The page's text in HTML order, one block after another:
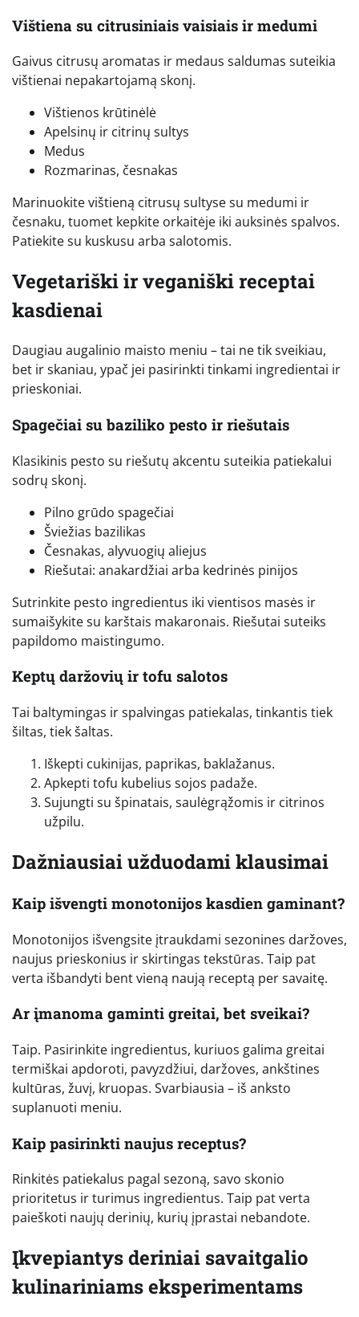
Vištiena su citrusiniais vaisiais ir medumi
Gaivus citrusų aromatas ir medaus saldumas suteikia
vištienai nepakartojamą skonį.
Vištienos krūtinėlė
Apelsinų ir citrinų sultys
Medus
Rozmarinas, česnakas
Marinuokite vištieną citrusų sultyse su medumi ir
česnaku, tuomet kepkite orkaitėje iki auksinės spalvos.
Patiekite su kuskusu arba salotomis.
Vegetariški ir veganiški receptai
kasdienai
Daugiau augalinio maisto meniu – tai ne tik sveikiau,
bet ir skaniau, ypač jei pasirinkti tinkami ingredientai ir
prieskoniai.
Spagečiai su baziliko pesto ir riešutais
Klasikinis pesto su riešutų akcentu suteikia patiekalui
sodrų skonį.
Pilno grūdo spagečiai
Šviežias bazilikas
Česnakas, alyvuogių aliejus
Riešutai: anakardžiai arba kedrinės pinijos
Sutrinkite pesto ingredientus iki vientisos masės ir
sumaišykite su karštais makaronais. Riešutai suteiks
papildomo maistingumo.
Keptų daržovių ir tofu salotos
Tai baltymingas ir spalvingas patiekalas, tinkantis tiek
šiltas, tiek šaltas.
Iškepti cukinijas, paprikas, baklažanus.
Apkepti tofu kubelius sojos padaže.
Sujungti su špinatais, saulėgrąžomis ir citrinos
užpilu.
Dažniausiai užduodami klausimai
Kaip išvengti monotonijos kasdien gaminant?
Monotonijos išvengsite įtraukdami sezonines daržoves,
naujus prieskonius ir skirtingas tekstūras. Taip pat
verta išbandyti bent vieną naują receptą per savaitę.
Ar įmanoma gaminti greitai, bet sveikai?
Taip. Pasirinkite ingredientus, kuriuos galima greitai
termiškai apdoroti, pavyzdžiui, daržoves, ankštines
kultūras, žuvį, kruopas. Svarbiausia – iš anksto
suplanuoti meniu.
Kaip pasirinkti naujus receptus?
Rinkitės patiekalus pagal sezoną, savo skonio
prioritetus ir turimus ingredientus. Taip pat verta
paieškoti naujų derinių, kurių įprastai nebandote.
Įkvepiantys deriniai savaitgalio
kulinariniams eksperimentams